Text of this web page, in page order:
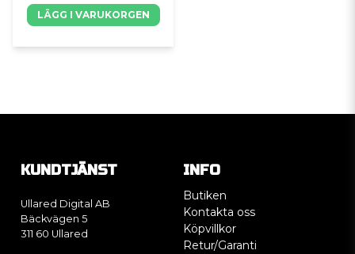
LÄGG I VARUKORGEN
KUNDTJÄNST
Ullared Digital AB
Bäckvägen 5
311 60 Ullared
INFO
Butiken
Kontakta oss
Köpvillkor
Retur/Garanti